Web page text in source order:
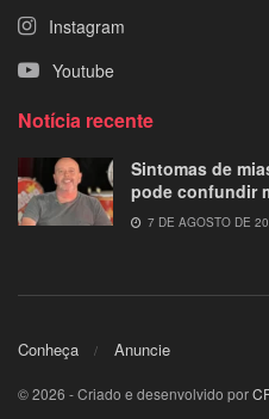
Instagram
Youtube
Notícia recente
Sintomas de
pode confundir
7 DE AGOSTO DE
Conheça Anuncie
© 2026 - Criado e desenvolvido por